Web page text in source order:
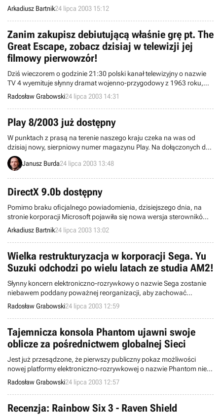
produktu - gry „Silent Storm”. Warto zwrócić uwagę na fakt, iż ta
strategia osadzona w realiach II Wojny Światowej, której wydanie,
póki co, planowane jest na wrzesień bieżącego roku, wykorzystywać
będzie nowoczesną technologię animacji ludzkiej fizys.
Arkadiusz Bartnik24 lipca 2003 15:12
Zanim zakupisz debiutującą właśnie grę pt. The
Great Escape, zobacz dzisiaj w telewizji jej
filmowy pierwowzór!
Dziś wieczorem o godzinie 21:30 polski kanał telewizyjny o nazwie
TV 4 wyemituje słynny dramat wojenno-przygodowy z 1963 roku,
zatytułowany The Great Escape (Wielka ucieczka). Tymczasem po
drugiej stronie Oceanu Atlantyckiego oficjalnie zadebiutowała w
sklepach wirtualna adaptacja wspomnianego filmu.
Radosław Grabowski24 lipca 2003 14:31
Play 8/2003 już dostępny
W punktach z prasą na terenie naszego kraju czeka na was od
dzisiaj nowy, sierpniowy numer magazynu Play. Na dołączonych doń
trzech płytach CD znajdziecie między innymi cztery pełne wersje gier
a wewnątrz magazynu jak zwykle wiele ciekawych tekstów na temat
Janusz Burda24 lipca 2003 13:48
DirectX 9.0b dostępny
Pomimo braku oficjalnego powiadomienia, dzisiejszego dnia, na
stronie korporacji Microsoft pojawiła się nowa wersja sterowników
graficznych DirectX, oznaczonych numerem 9.0b. Omawiana
aktualizacja pozwala na wyeliminowanie różnorodnych błędów w
ochronie danych naszego komputera oraz usprawnia
funkcjonowanie poszczególnych programów i gier.
Arkadiusz Bartnik24 lipca 2003 13:02
Wielka restrukturyzacja w korporacji Sega. Yu
Suzuki odchodzi po wielu latach ze studia AM2!
Słynny koncern elektroniczno-rozrywkowy o nazwie Sega zostanie
niebawem poddany poważnej reorganizacji, aby zachować
stabilność ekonomiczną. Inicjatorem takiego kursu rynkowego jest
nowy prezes korporacji – Hisao Oguchi.
Radosław Grabowski24 lipca 2003 12:59
Tajemnicza konsola Phantom ujawni swoje
oblicze za pośrednictwem globalnej Sieci
Jest już przesądzone, że pierwszy publiczny pokaz możliwości
nowej platformy elektroniczno-rozrywkowej o nazwie Phantom nie
będzie częścią targów Ultimate Gamers Expo 2003, gdyż ta impreza
została przesunięta na bliżej nieokreślony termin w przyszłym roku.
Jednakże pracownicy firmy Infinium Labs znaleźli rozwiązanie
alternatywne.
Radosław Grabowski24 lipca 2003 12:57
Recenzja: Rainbow Six 3 - Raven Shield